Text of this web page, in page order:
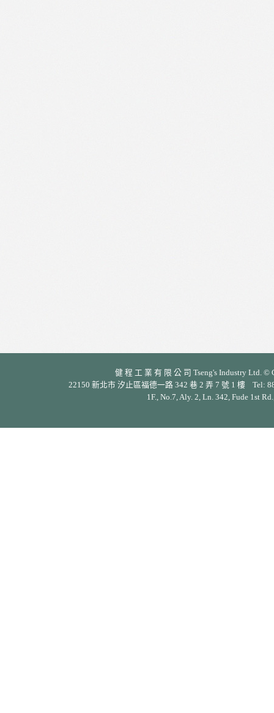
健 程 工 業 有 限 公 司 Tseng's Industry Ltd.
22150 新北市 汐止區福德一路 342 巷 2 弄 7 號 1 樓 Tel:
1F., No.7, Aly. 2, Ln. 342, Fude 1st